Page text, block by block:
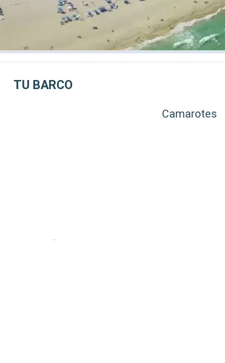
adultos)
- 40% de descuento en una selección
prepago de spa
- 10% de descuento en todos los
tratamientos de spa adquiridos a bordo
- Embarque prioritario y entrega de
TU BARCO
Camarotes